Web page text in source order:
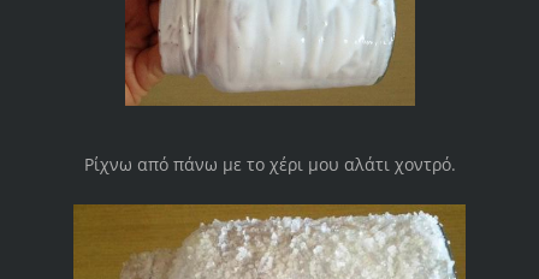
Ρίχνω από πάνω με το χέρι μου αλάτι χοντρό.